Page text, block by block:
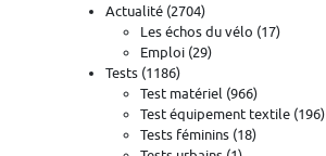
Actualité (2704)
Les échos du vélo (17)
Emploi (29)
Tests (1186)
Test matériel (966)
Test équipement textile (196)
Tests féminins (18)